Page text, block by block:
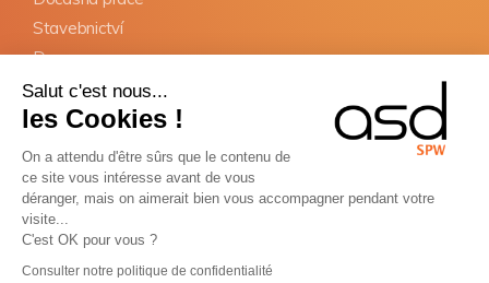
Salut c'est nous...
les Cookies !
On a attendu d'être sûrs que le contenu de
ce site vous intéresse avant de vous
déranger, mais on aimerait bien vous accompagner pendant votre
visite...
C'est OK pour vous ?
Consulter notre politique de confidentialité
Stavebnictví
Doprava
ZÁVAZKY
Informační dokumenty
Jmenování zástupce
Průkazy BTP
Copyright © ASD Group 2026 - Všechna práva vyhrazena